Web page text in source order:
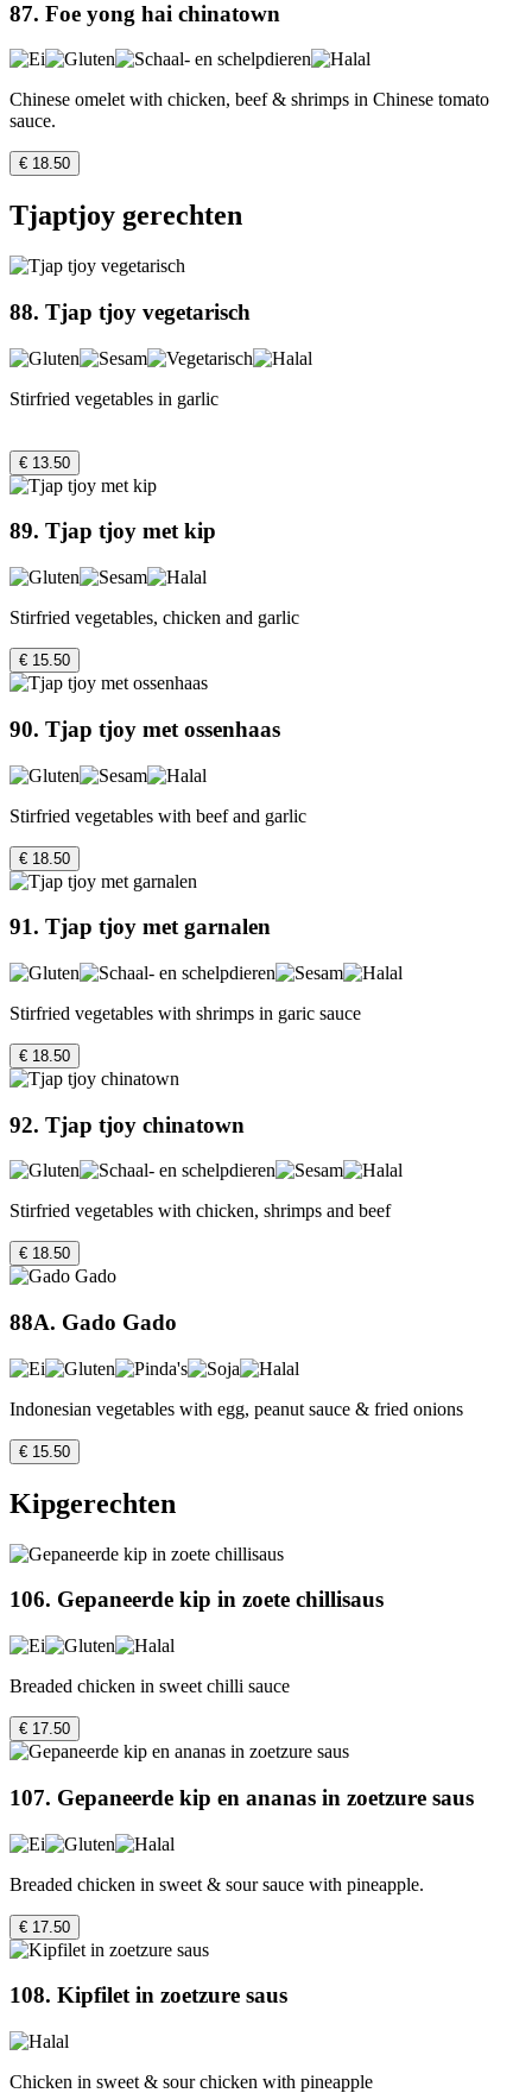
87. Foe yong hai chinatown
Chinese omelet with chicken, beef & shrimps in Chinese tomato
sauce.
€ 18.50
Tjaptjoy gerechten
88. Tjap tjoy vegetarisch
Stirfried vegetables in garlic
€ 13.50
89. Tjap tjoy met kip
Stirfried vegetables, chicken and garlic
€ 15.50
90. Tjap tjoy met ossenhaas
Stirfried vegetables with beef and garlic
€ 18.50
91. Tjap tjoy met garnalen
Stirfried vegetables with shrimps in garic sauce
€ 18.50
92. Tjap tjoy chinatown
Stirfried vegetables with chicken, shrimps and beef
€ 18.50
88A. Gado Gado
Indonesian vegetables with egg, peanut sauce & fried onions
€ 15.50
Kipgerechten
106. Gepaneerde kip in zoete chillisaus
Breaded chicken in sweet chilli sauce
€ 17.50
107. Gepaneerde kip en ananas in zoetzure saus
Breaded chicken in sweet & sour sauce with pineapple.
€ 17.50
108. Kipfilet in zoetzure saus
Chicken in sweet & sour chicken with pineapple